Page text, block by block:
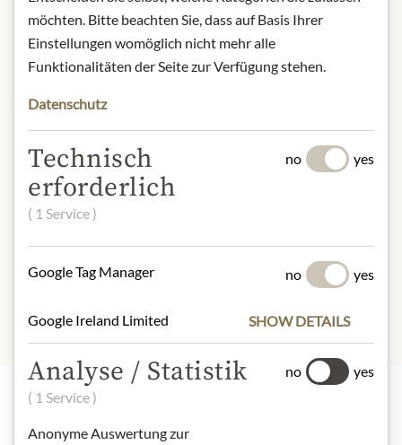
Storage: keep in a cool, dry place away
from light.
Contact: Julius Meinl am Graben
Austria
* Wir bitten um Verständnis, dass das
Produktdesign von der Abbildung
abweichen kann.
100% green tea
Nejlepší z našeho sortimentu
möchten. Bitte beachten Sie, dass auf Basis Ihrer
Einstellungen womöglich nicht mehr alle
Funktionalitäten der Seite zur Verfügung stehen.
Datenschutz
Technisch
erforderlich
( 1 Service )
no yes
Google Tag Manager no yes
Google Ireland Limited SHOW DETAILS
Analyse / Statistik
( 1 Service )
Anonyme Auswertung zur
no yes